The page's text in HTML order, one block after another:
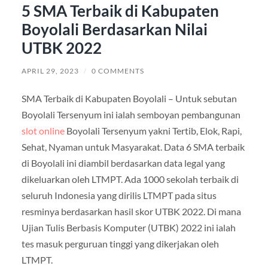
5 SMA Terbaik di Kabupaten
Boyolali Berdasarkan Nilai
UTBK 2022
APRIL 29, 2023 / 0 COMMENTS
SMA Terbaik di Kabupaten Boyolali – Untuk sebutan
Boyolali Tersenyum ini ialah semboyan pembangunan
slot onlineBoyolali Tersenyum yakni Tertib, Elok, Rapi,
Sehat, Nyaman untuk Masyarakat. Data 6 SMA terbaik
di Boyolali ini diambil berdasarkan data legal yang
dikeluarkan oleh LTMPT. Ada 1000 sekolah terbaik di
seluruh Indonesia yang dirilis LTMPT pada situs
resminya berdasarkan hasil skor UTBK 2022. Di mana
Ujian Tulis Berbasis Komputer (UTBK) 2022 ini ialah
tes masuk perguruan tinggi yang dikerjakan oleh
LTMPT.